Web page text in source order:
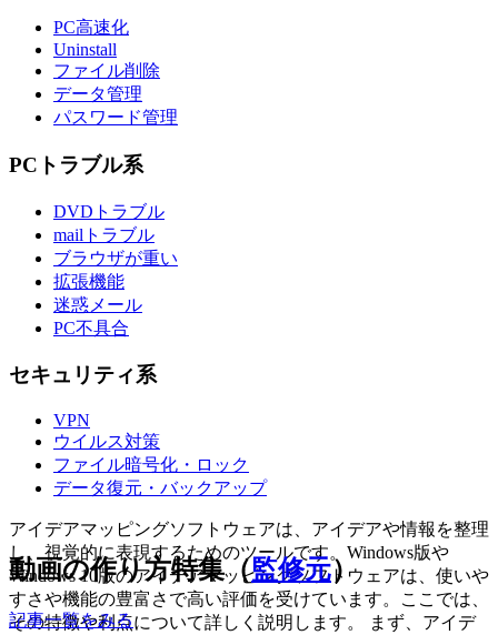
PC高速化
Uninstall
ファイル削除
データ管理
パスワード管理
PCトラブル系
DVDトラブル
mailトラブル
ブラウザが重い
拡張機能
迷惑メール
PC不具合
セキュリティ系
VPN
ウイルス対策
ファイル暗号化・ロック
データ復元・バックアップ
アイデアマッピングソフトウェアは、アイデアや情報を整理
し、視覚的に表現するためのツールです。Windows版や
Windows 10版のアイデアマッピングソフトウェアは、使いや
すさや機能の豊富さで高い評価を受けています。ここでは、
その特徴や利点について詳しく説明します。 まず、アイデ
動画の作り方特集（監修元）
記事一覧をみる